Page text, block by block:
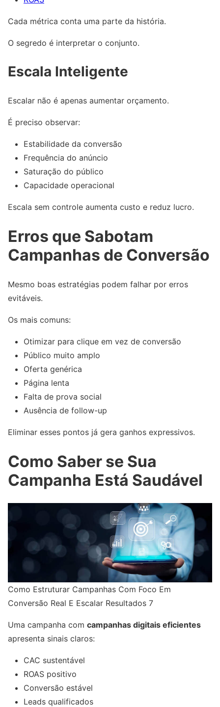
Cada métrica conta uma parte da história.
O segredo é interpretar o conjunto.
Escala Inteligente
Escalar não é apenas aumentar orçamento.
É preciso observar:
Estabilidade da conversão
Frequência do anúncio
Saturação do público
Capacidade operacional
Escala sem controle aumenta custo e reduz lucro.
Erros que Sabotam
Campanhas de Conversão
Mesmo boas estratégias podem falhar por erros
evitáveis.
Os mais comuns:
Otimizar para clique em vez de conversão
Público muito amplo
Oferta genérica
Página lenta
Falta de prova social
Ausência de follow-up
Eliminar esses pontos já gera ganhos expressivos.
Como Saber se Sua
Campanha Está Saudável
Como Estruturar Campanhas Com Foco Em
Conversão Real E Escalar Resultados 7
Uma campanha com campanhas digitais eficientes
apresenta sinais claros:
CAC sustentável
ROAS positivo
Conversão estável
Leads qualificados